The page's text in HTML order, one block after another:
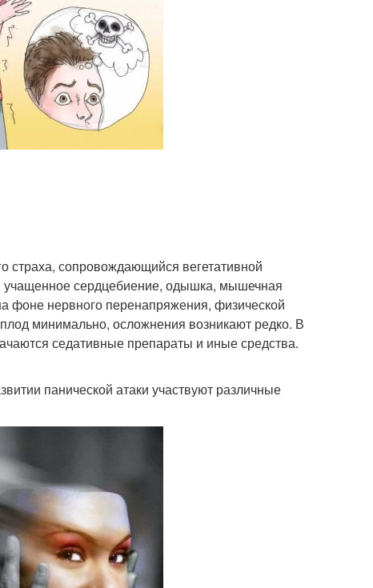
страха, сопровождающийся вегетативной
учащенное сердцебиение, одышка, мышечная
фоне нервного перенапряжения, физической
минимально, осложнения возникают редко. В
седативные препараты и иные средства.
панической атаки участвуют различные